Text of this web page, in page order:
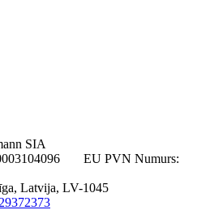
SIA
EU PVN Numurs:
Latvija, LV-1045